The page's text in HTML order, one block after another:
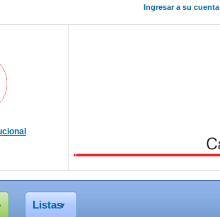
Ingresar a su cuenta
Listas